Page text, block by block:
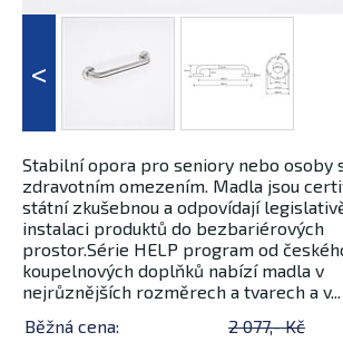
Stabilní opora pro seniory nebo osoby
zdravotním omezením. Madla jsou
státní zkušebnou a odpovídají
instalaci produktů do bezbariérových
prostor.Série HELP program od
koupelnových doplňků nabízí madla v
nejrůznějších rozměrech a tvarech a v...
Běžná cena:
2 077,- Kč